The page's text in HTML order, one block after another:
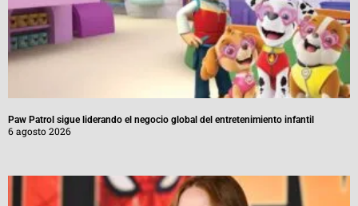
Paw Patrol sigue liderando el negocio global del entretenimiento infantil
6 agosto 2026